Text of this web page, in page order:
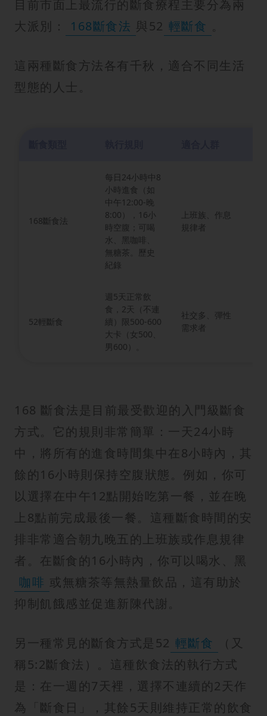
目前市面上最流行的斷食療程主要分為兩
大派別：
168斷食法 與52 輕斷食
這兩種斷食方法各有千秋，適合不同生活
型態的人士。
168斷食法
每日24小時中8
小時進食（如
中午12:00-晚
8:00），16小
時空腹；可喝
水、黑咖啡、
無糖茶。歷史
紀錄​
上班族、作息
規律者
52輕斷食
週5天正常飲
食，2天（不連
續）限500-600
大卡（女500、
男600）。
社交多、彈性
需求者
168 斷食法是目前最受歡迎的入門級斷食
方式。它的規則非常簡單：一天24小時
中，將所有的進食時間集中在8小時內，其
餘的16小時則保持空腹狀態。例如，你可
以選擇在中午12點開始吃第一餐，並在晚
上8點前完成最後一餐。這種斷食時間的安
排非常適合朝九晚五的上班族或作息規律
者。在斷食的16小時內，你可以喝水、黑
咖啡 或無糖茶等無熱量飲品，這有助於
抑制飢餓感並促進新陳代謝。
另一種常見的斷食方式是52 輕斷食
（又
稱5:2斷食法）。這種飲食法的執行方式
是：在一週的7天裡，選擇不連續的2天作
為「斷食日」，其餘5天則維持正常的飲食